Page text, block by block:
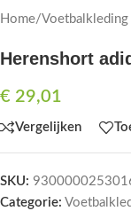
Home/Voetbalkleding
Herenshort
€ 29,01
Vergelijken
SKU:
Categorie: